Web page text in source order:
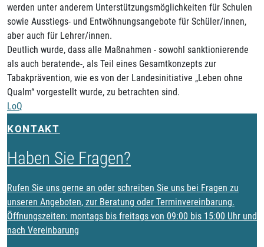
werden unter anderem Unterstützungsmöglichkeiten für Schulen
sowie Ausstiegs- und Entwöhnungsangebote für Schüler/innen,
aber auch für Lehrer/innen.
Deutlich wurde, dass alle Maßnahmen - sowohl sanktionierende
als auch beratende-, als Teil eines Gesamtkonzepts zur
Tabakprävention, wie es von der Landesinitiative „Leben ohne
Qualm“ vorgestellt wurde, zu betrachten sind.
LoQ
KONTAKT
Haben Sie Fragen?
Rufen Sie uns gerne an oder schreiben Sie uns bei Fragen zu
unseren Angeboten, zur Beratung oder Terminvereinbarung.
Öffnungszeiten: montags bis freitags von 09:00 bis 15:00 Uhr und
nach Vereinbarung